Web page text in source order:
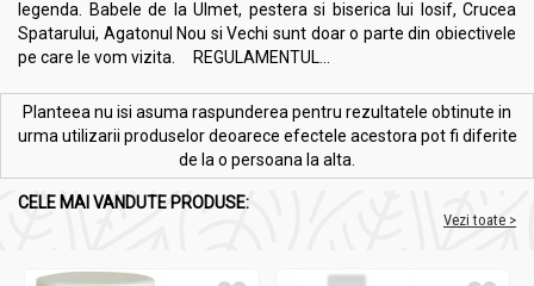
legenda. Babele de la Ulmet, pestera si biserica lui Iosif, Crucea
Spatarului, Agatonul Nou si Vechi sunt doar o parte din obiectivele
pe care le vom vizita. REGULAMENTUL...
Planteea nu isi asuma raspunderea pentru rezultatele obtinute in
urma utilizarii produselor deoarece efectele acestora pot fi diferite
de la o persoana la alta.
CELE MAI VANDUTE PRODUSE:
Vezi toate >